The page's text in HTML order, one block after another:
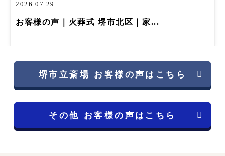
2026.07.29
お客様の声｜火葬式 堺市北区｜家...
堺市立斎場 お客様の声はこちら
その他 お客様の声はこちら